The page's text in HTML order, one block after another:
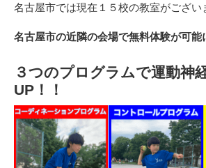
名古屋市では現在１５校の教室がござい
名古屋市の近隣の会場で無料体験が可能
３つのプログラムで運動神
UP！！